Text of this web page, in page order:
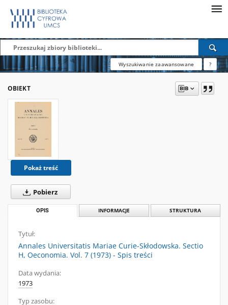
Wyszukiwanie zaawansowane ?
OBIEKT
Pokaż treść
Pobierz
OPIS INFORMACJE STRUKTURA
Tytuł:
Annales Universitatis Mariae Curie-Skłodowska. Sectio
H, Oeconomia. Vol. 7 (1973) - Spis treści
Data wydania:
1973
Typ zasobu: